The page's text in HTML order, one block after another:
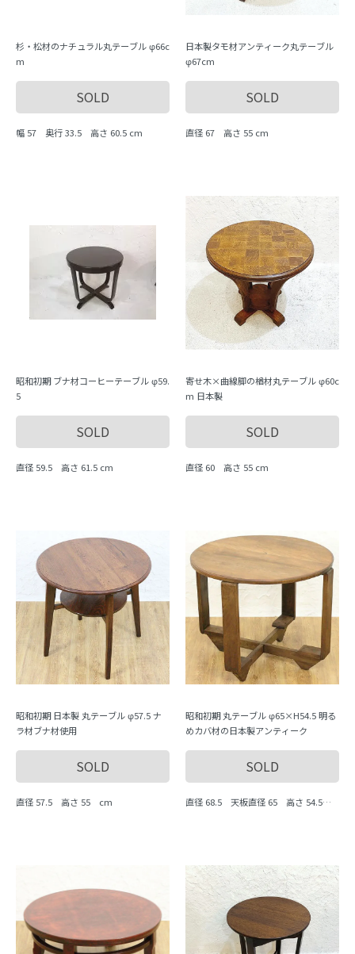
杉・松材のナチュラル丸テーブル φ66c
m
SOLD
幅 57 奥行 33.5 高さ 60.5 cm
日本製タモ材アンティーク丸テーブル
φ67cm
SOLD
直径 67 高さ 55 cm
昭和初期 ブナ材コーヒーテーブル φ59.
5
SOLD
直径 59.5 高さ 61.5 cm
寄せ木×曲線脚の楢材丸テーブル φ60c
m 日本製
SOLD
直径 60 高さ 55 cm
昭和初期 日本製 丸テーブル φ57.5 ナ
ラ材ブナ材使用
SOLD
直径 57.5 高さ 55 cm
昭和初期 丸テーブル φ65×H54.5 明る
めカバ材の日本製アンティーク
SOLD
直径 68.5 天板直径 65 高さ 54.5 c